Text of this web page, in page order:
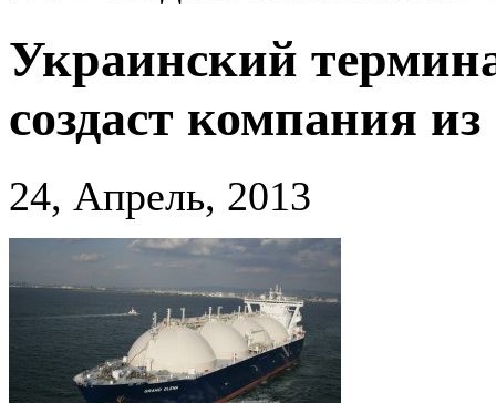
Украинский
создаст компания
24, Апрель, 2013